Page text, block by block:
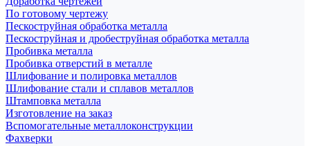
По готовому чертежу
Пескоструйная обработка металла
Пескоструйная и дробеструйная обработка металла
Пробивка металла
Пробивка отверстий в металле
Шлифование и полировка металлов
Шлифование стали и сплавов металлов
Штамповка металла
Изготовление на заказ
Вспомогательные металлоконструкции
Фахверки